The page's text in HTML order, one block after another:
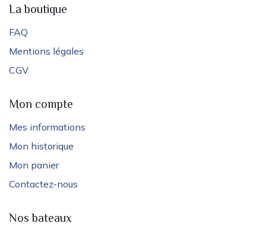
La boutique
FAQ
Mentions légales
CGV
Mon compte
Mes informations
Mon historique
Mon panier
Contactez-nous
Nos bateaux